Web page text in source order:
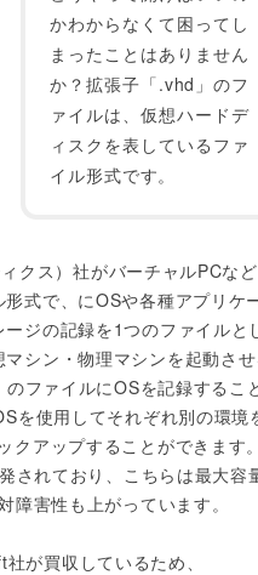
かわからなくて困ってし
まったことはありません
か？拡張子「.vhd」のフ
ァイルは、仮想ハードデ
ィスクを表しているファ
イル形式です。
クス）社がバーチャルPCな
式で、にOSや各種アプリケ
ジの記録を1つのファイルと
シン・物理マシンを起動さ
ファイルにOSを記録するこ
を使用してそれぞれ別の環境
クアップすることができます
されており、こちらは最大容
害性も上がっています。
が買収しているため、